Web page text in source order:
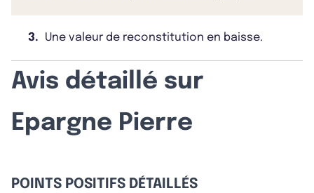
3. Une valeur de reconstitution en baisse.
Avis détaillé sur
Epargne Pierre
POINTS POSITIFS DÉTAILLÉS